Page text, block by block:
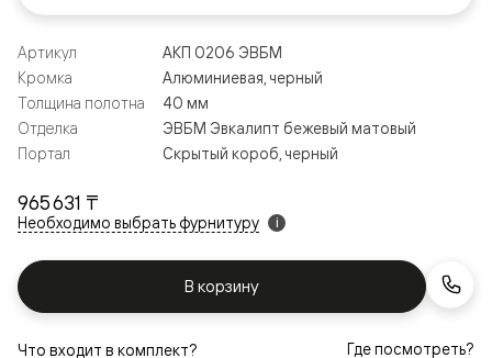
965 631 ₸
Необходимо выбрать фурнитуру i
В корзину
Артикул
АКП 0206 ЭВБМ
Кромка
Алюминиевая, черный
Толщина полотна
40 мм
Отделка
ЭВБМ Эвкалипт бежевый матовый
Портал
Скрытый короб, черный
Что входит в комплект? Где посмотреть?